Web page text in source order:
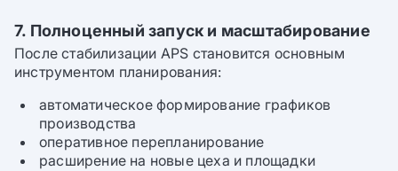
7. Полноценный запуск и масштабирование
После стабилизации APS становится основным
инструментом планирования:
автоматическое формирование графиков
производства
оперативное перепланирование
расширение на новые цеха и площадки